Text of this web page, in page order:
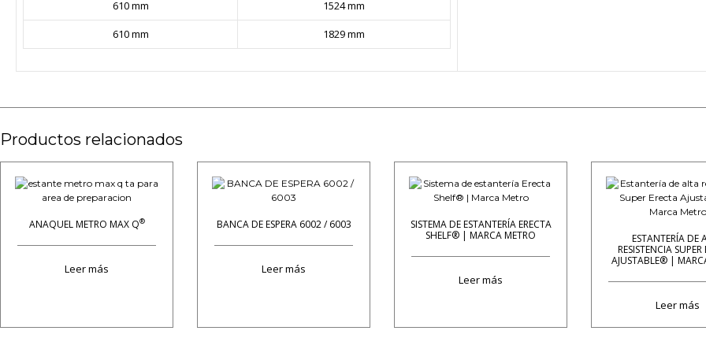
610 mm
1524 mm
610 mm
1829 mm
Productos relacionados
ANAQUEL METRO MAX Q®
Leer más
BANCA DE ESPERA 6002 / 6003
Leer más
SISTEMA DE ESTANTERÍA ERECTA
SHELF® | MARCA METRO
Leer más
ESTANTERÍA DE
RESISTENCIA SUPER
AJUSTABLE® |
Leer más